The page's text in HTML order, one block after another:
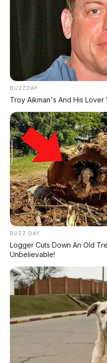
💡
3. Follow-Me-
Bukan fitur kaleng-
menyala beberapa
untuk menerangi jalan
rumah. Sangat
minim cahaya.
🔧
4. Suspensi
Ini teknis banget!
suspensiDouble
ditemukan di mobil
seperti Cybertruck
tingkat tinggi.
📦
BUZZDAY
Troy Aikman's And His
BUZZ DAY
Logger Cuts Down An Old
Unbelievable!